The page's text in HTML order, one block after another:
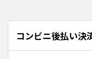
コンビニ後払い決